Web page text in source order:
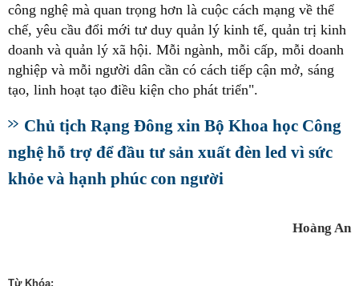
công nghệ mà quan trọng hơn là cuộc cách mạng về thể
chế, yêu cầu đổi mới tư duy quản lý kinh tế, quản trị kinh
doanh và quản lý xã hội. Mỗi ngành, mỗi cấp, mỗi doanh
nghiệp và mỗi người dân cần có cách tiếp cận mở, sáng
tạo, linh hoạt tạo điều kiện cho phát triển".
Chủ tịch Rạng Đông xin Bộ Khoa học Công
nghệ hỗ trợ để đầu tư sản xuất đèn led vì sức
khỏe và hạnh phúc con người
Hoàng An
Từ Khóa: